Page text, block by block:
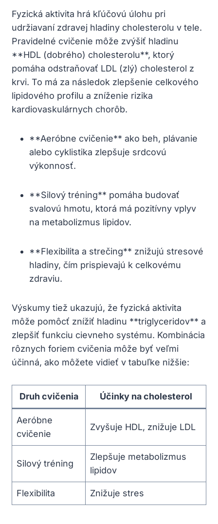
Fyzická aktivita hrá kľúčovú úlohu pri
udržiavaní zdravej hladiny cholesterolu v tele.
Pravidelné cvičenie môže zvýšiť hladinu
**HDL (dobrého) cholesterolu**, ktorý
pomáha odstraňovať LDL (zlý) cholesterol z
krvi. To má za následok zlepšenie celkového
lipidového profilu a zníženie rizika
kardiovaskulárnych chorôb.
**Aeróbne cvičenie** ako beh, plávanie
alebo cyklistika zlepšuje srdcovú
výkonnosť.
**Silový tréning** pomáha budovať
svalovú hmotu, ktorá má pozitívny vplyv
na metabolizmus lipidov.
**Flexibilita a strečing** znižujú stresové
hladiny, čím prispievajú k celkovému
zdraviu.
Výskumy tiež ukazujú, že fyzická aktivita
môže pomôcť znížiť hladinu **triglyceridov** a
zlepšiť funkciu cievneho systému. Kombinácia
rôznych foriem cvičenia môže byť veľmi
účinná, ako môžete vidieť v tabuľke nižšie:
Druh cvičenia Účinky na cholesterol
Aeróbne
cvičenie
Zvyšuje HDL, znižuje LDL
Silový tréning
Zlepšuje metabolizmus
lipidov
Flexibilita Znižuje stres